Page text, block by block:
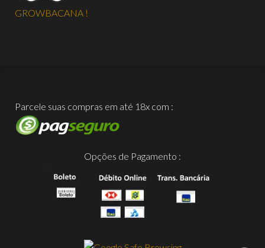
GROWBACANA !
Parcele suas compras em até 18x com :
Opções de Pagamento :